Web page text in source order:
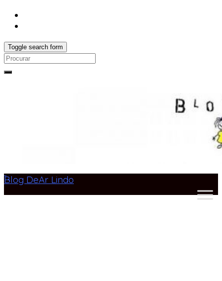
Toggle search form
Search
Blog DeAr Lindo